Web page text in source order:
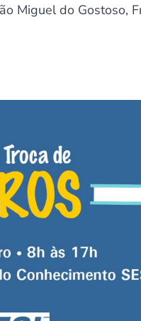
Miguel do Gostoso,